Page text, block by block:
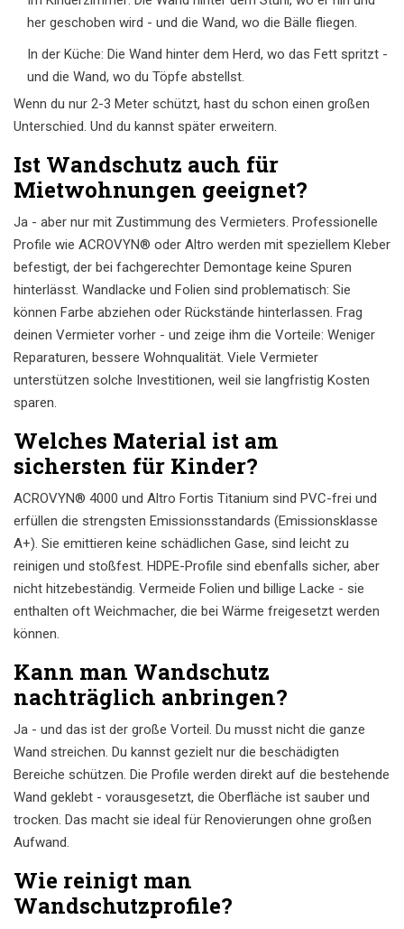
her geschoben wird - und die Wand, wo die Bälle fliegen.
In der Küche: Die Wand hinter dem Herd, wo das Fett spritzt -
und die Wand, wo du Töpfe abstellst.
Wenn du nur 2-3 Meter schützt, hast du schon einen großen
Unterschied. Und du kannst später erweitern.
Ist Wandschutz auch für
Mietwohnungen geeignet?
Ja - aber nur mit Zustimmung des Vermieters. Professionelle
Profile wie ACROVYN® oder Altro werden mit speziellem Kleber
befestigt, der bei fachgerechter Demontage keine Spuren
hinterlässt. Wandlacke und Folien sind problematisch: Sie
können Farbe abziehen oder Rückstände hinterlassen. Frag
deinen Vermieter vorher - und zeige ihm die Vorteile: Weniger
Reparaturen, bessere Wohnqualität. Viele Vermieter
unterstützen solche Investitionen, weil sie langfristig Kosten
sparen.
Welches Material ist am
sichersten für Kinder?
ACROVYN® 4000 und Altro Fortis Titanium sind PVC-frei und
erfüllen die strengsten Emissionsstandards (Emissionsklasse
A+). Sie emittieren keine schädlichen Gase, sind leicht zu
reinigen und stoßfest. HDPE-Profile sind ebenfalls sicher, aber
nicht hitzebeständig. Vermeide Folien und billige Lacke - sie
enthalten oft Weichmacher, die bei Wärme freigesetzt werden
können.
Kann man Wandschutz
nachträglich anbringen?
Ja - und das ist der große Vorteil. Du musst nicht die ganze
Wand streichen. Du kannst gezielt nur die beschädigten
Bereiche schützen. Die Profile werden direkt auf die bestehende
Wand geklebt - vorausgesetzt, die Oberfläche ist sauber und
trocken. Das macht sie ideal für Renovierungen ohne großen
Aufwand.
Wie reinigt man
Wandschutzprofile?